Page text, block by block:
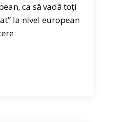
ca să vadă toți
la nivel european